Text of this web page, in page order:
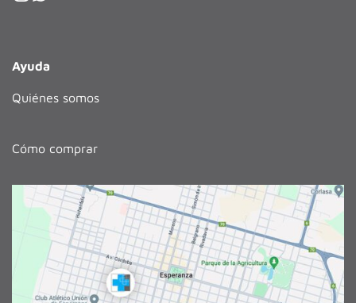
Ayuda
Quiénes somos
Cómo comprar